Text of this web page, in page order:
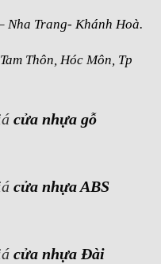
Nha Trang- Khánh Hoà.
Thôn, Hóc Môn, Tp
cửa nhựa gỗ
cửa nhựa ABS
cửa nhựa Đài